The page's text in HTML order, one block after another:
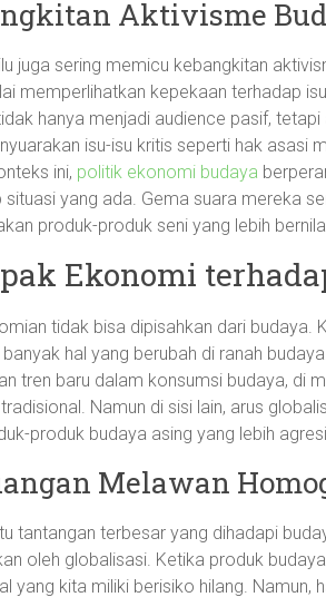
Aktivisme
juga sering memicu kebangkitan
memperlihatkan kepekaan terhadap
hanya menjadi audience pasif,
isu-isu kritis seperti hak asasi
ini, politik ekonomi budaya
situasi yang ada. Gema suara mereka
produk-produk seni yang lebih
Ekonomi
tidak bisa dipisahkan dari budaya.
hal yang berubah di ranah
tren baru dalam konsumsi budaya, di
Namun di sisi lain, arus
produk budaya asing yang lebih
Melawan
tantangan terbesar yang dihadapi
oleh globalisasi. Ketika produk
yang kita miliki berisiko hilang. Namun,